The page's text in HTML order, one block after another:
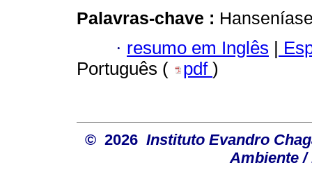
Palavras-chave :
· resumo em Inglês |
Português (
pdf )
© 2026 Instituto Evandro
Ambiente /